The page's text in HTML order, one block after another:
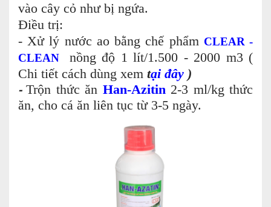
vào cây cỏ như bị ngứa.
Điều trị:
- Xử lý nước ao bằng chế phẩm CLEAR -
CLEAN
nồng độ 1 lít/1.500 - 2000 m3 (
Chi tiết cách dùng xem tại đây )
-Trộn thức ăn Han-Azitin 2-3 ml/kg thức
ăn, cho cá ăn liên tục từ 3-5 ngày.